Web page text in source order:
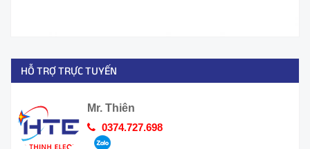
HỖ TRỢ TRỰC TUYẾN
Mr. Thiên
0374.727.698